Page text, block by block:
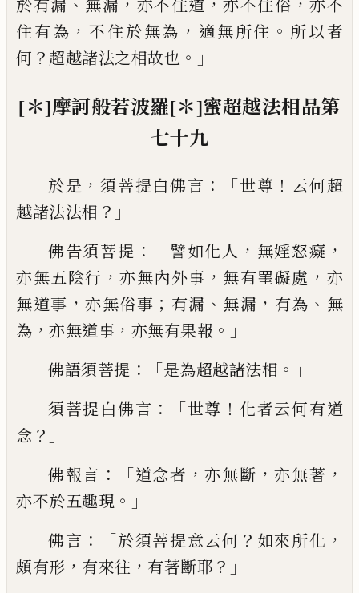
於有漏
無漏 亦不住道 亦不住俗
亦不
住有為 ，不住於無為 ， 適無所住 。 所以者
何 ？ 超越諸法之相故也 。」
[＊]摩訶般若波羅[＊]蜜超越法相品第
七十九
於是 ， 須菩提白佛言 ：「世尊 ！ 云何超
越諸法法相 ？」
佛告須菩提 ：「譬如化人 ， 無婬怒癡 ，
亦無五陰行 ，亦無內外事 ， 無有罣礙處 ， 亦
無道事 ，亦無俗事 ； 有漏 、 無漏 ， 有為 、 無
為 ， 亦無道事 ， 亦無有果報 。」
佛語須菩提 ：「是為超越諸法相 。」
須菩提白佛言 ：「世尊 ！ 化者云何有道
念 ？」
佛報言 ：「道念者 ，亦無斷 ，亦無著 ，
亦不於五趣現 。」
佛言 ：「於須菩提意云何 ？ 如來所化 ，
頗有形 ， 有來往 ， 有著斷耶 ？」